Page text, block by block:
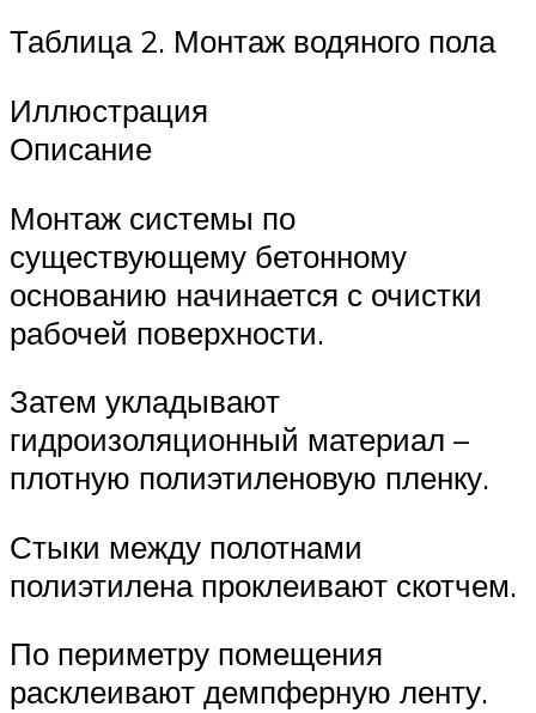
Таблица 2. Монтаж водяного пола
Иллюстрация
Описание
Монтаж системы по
существующему бетонному
основанию начинается с очистки
рабочей поверхности.
Затем укладывают
гидроизоляционный материал –
плотную полиэтиленовую пленку.
Стыки между полотнами
полиэтилена проклеивают скотчем.
По периметру помещения
расклеивают демпферную ленту.